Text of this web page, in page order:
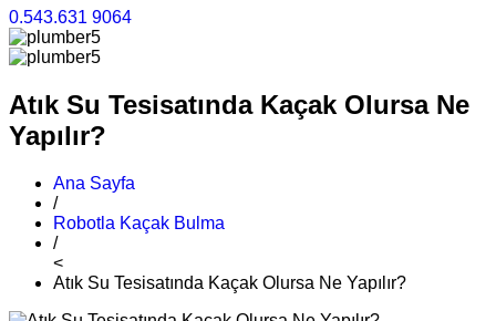
0.543.631 9064
Atık Su Tesisatında Kaçak Olursa Ne
Yapılır?
Ana Sayfa
/
Robotla Kaçak Bulma
/
<
Atık Su Tesisatında Kaçak Olursa Ne Yapılır?